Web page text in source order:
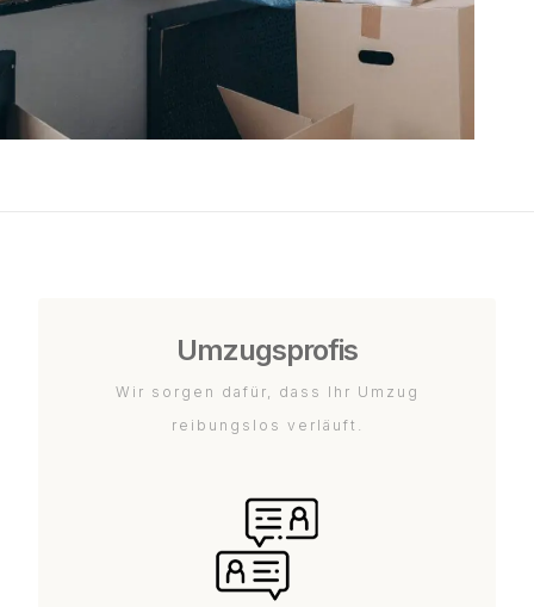
Umzugsprofis
Wir sorgen dafür, dass Ihr Umzug
reibungslos verläuft.